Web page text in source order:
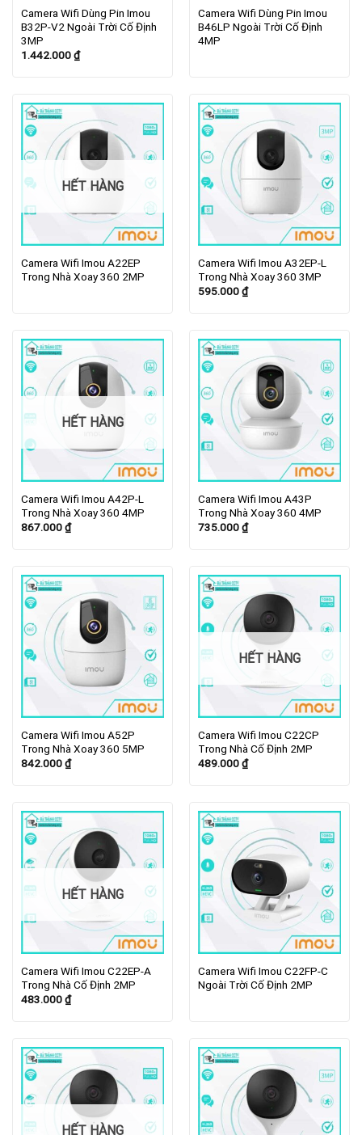
Camera Wifi Dùng Pin Imou
B32P-V2 Ngoài Trời Cố Định
3MP
1.442.000₫
Camera Wifi Dùng Pin Imou
B46LP Ngoài Trời Cố Định
4MP
HẾT HÀNG
Camera Wifi Imou A22EP
Trong Nhà Xoay 360 2MP
Camera Wifi Imou A32EP-L
Trong Nhà Xoay 360 3MP
595.000₫
HẾT HÀNG
Camera Wifi Imou A42P-L
Trong Nhà Xoay 360 4MP
867.000₫
Camera Wifi Imou A43P
Trong Nhà Xoay 360 4MP
735.000₫
Camera Wifi Imou A52P
Trong Nhà Xoay 360 5MP
842.000₫
HẾT HÀNG
Camera Wifi Imou C22CP
Trong Nhà Cố Định 2MP
489.000₫
HẾT HÀNG
Camera Wifi Imou C22EP-A
Trong Nhà Cố Định 2MP
483.000₫
Camera Wifi Imou C22FP-C
Ngoài Trời Cố Định 2MP
HẾT HÀNG